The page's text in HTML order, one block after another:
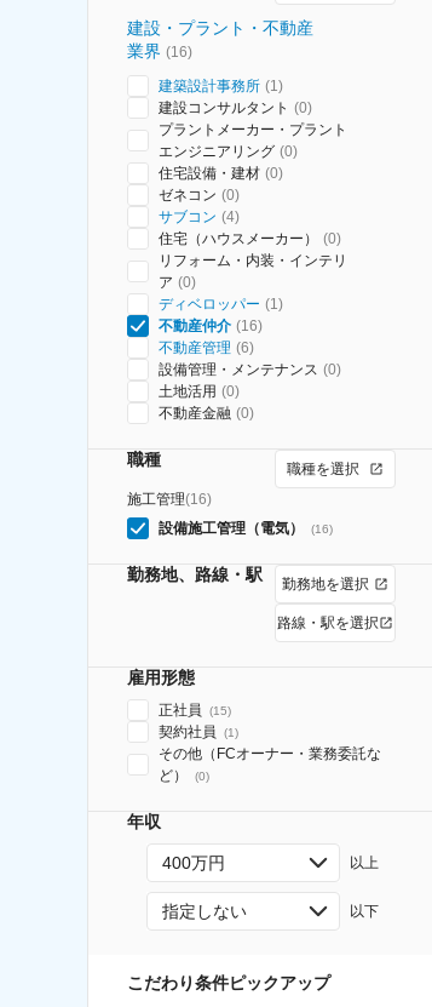
建設・プラント・不動産
業界 (16)
建築設計事務所 (1)
建設コンサルタント (0)
プラントメーカー・プラント
エンジニアリング (0)
住宅設備・建材 (0)
ゼネコン (0)
サブコン (4)
住宅（ハウスメーカー）
(0)
リフォーム・内装・インテリ
ア (0)
ディベロッパー (1)
不動産仲介 (16)
不動産管理 (6)
設備管理・メンテナンス (0)
土地活用 (0)
不動産金融 (0)
職種
職種を選択
施工管理(16)
設備施工管理（電気）
(16)
勤務地、路線・駅 勤務地を選択
路線・駅を選択
雇用形態
正社員 (15)
契約社員 (1)
その他（FCオーナー・業務委託な
ど）
(0)
年収
400万円 以上
指定しない 以下
こだわり条件ピックアップ